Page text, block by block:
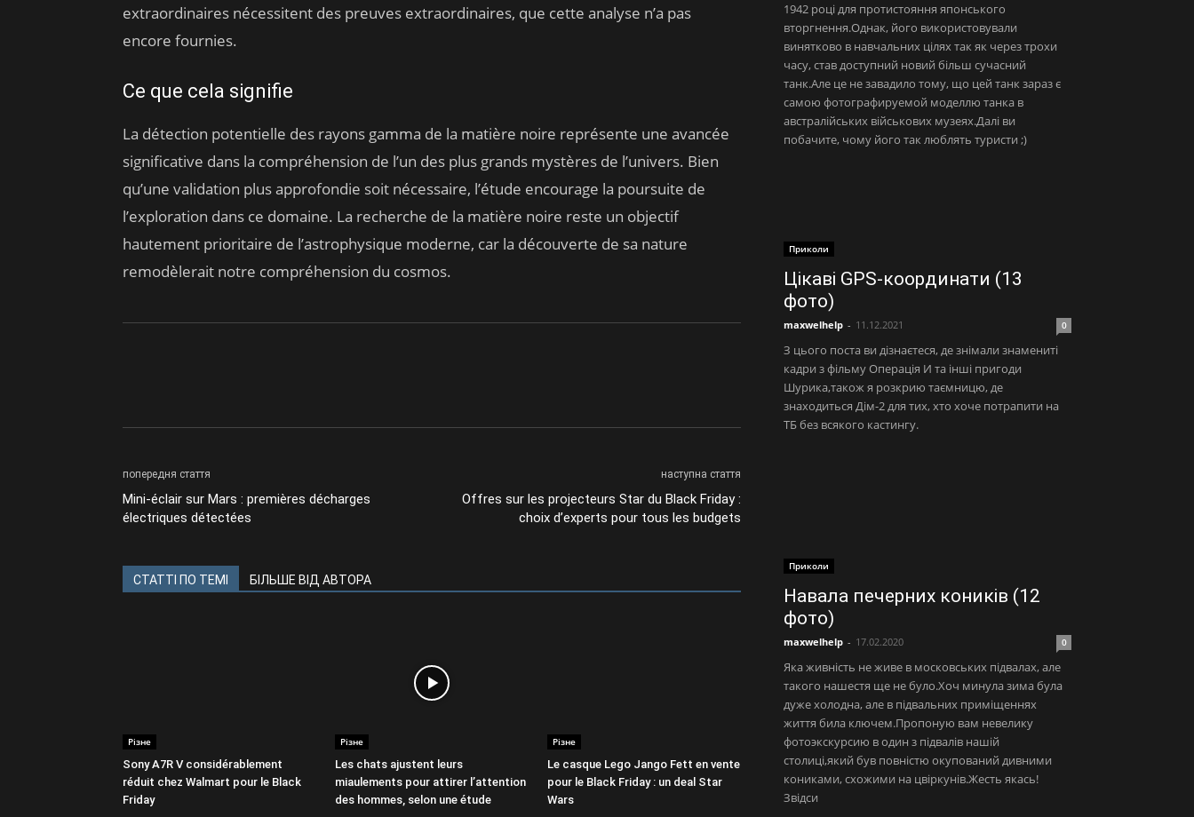
extraordinaires nécessitent des preuves extraordinaires, que cette analyse n’a pas
encore fournies.
Ce que cela signifie
La détection potentielle des rayons gamma de la matière noire représente une avancée
significative dans la compréhension de l’un des plus grands mystères de l’univers. Bien
qu’une validation plus approfondie soit nécessaire, l’étude encourage la poursuite de
l’exploration dans ce domaine. La recherche de la matière noire reste un objectif
hautement prioritaire de l’astrophysique moderne, car la découverte de sa nature
remodèlerait notre compréhension du cosmos.
попередня стаття
Mini-éclair sur Mars : premières décharges
électriques détectées
наступна стаття
Offres sur les projecteurs Star du Black Friday :
choix d’experts pour tous les budgets
СТАТТІ ПО ТЕМІ БІЛЬШЕ ВІД АВТОРА
Різне
Sony A7R V considérablement
réduit chez Walmart pour le Black
Friday
Різне
Les chats ajustent leurs
miaulements pour attirer l’attention
des hommes, selon une étude
Різне
Le casque Lego Jango Fett en vente
pour le Black Friday : un deal Star
Wars
1942 році для протистояння японського
вторгнення.Однак, його використовували
винятково в навчальних цілях так як через трохи
часу, став доступний новий більш сучасний
танк.Але це не завадило тому, що цей танк зараз є
самою фотографируемой моделлю танка в
австралійських військових музеях.Далі ви
побачите, чому його так люблять туристи ;)
Приколи
Цікаві GPS-координати (13
фото)
maxwelhelp - 11.12.2021 0
З цього поста ви дізнаєтеся, де знімали знамениті
кадри з фільму Операція И та інші пригоди
Шурика,також я розкрию таємницю, де
знаходиться Дім-2 для тих, хто хоче потрапити на
ТБ без всякого кастингу.
Приколи
Навала печерних коників (12
фото)
maxwelhelp - 17.02.2020 0
Яка живність не живе в московських підвалах, але
такого нашестя ще не було.Хоч минула зима була
дуже холодна, але в підвальних приміщеннях
життя била ключем.Пропоную вам невелику
фотоэкскурсию в один з підвалів нашій
столиці,який був повністю окупований дивними
кониками, схожими на цвіркунів.Жесть якась!
Звідси